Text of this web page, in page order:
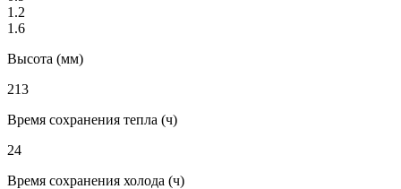
1.2
1.6
Высота (мм)
213
Время сохранения тепла (ч)
24
Время сохранения холода (ч)